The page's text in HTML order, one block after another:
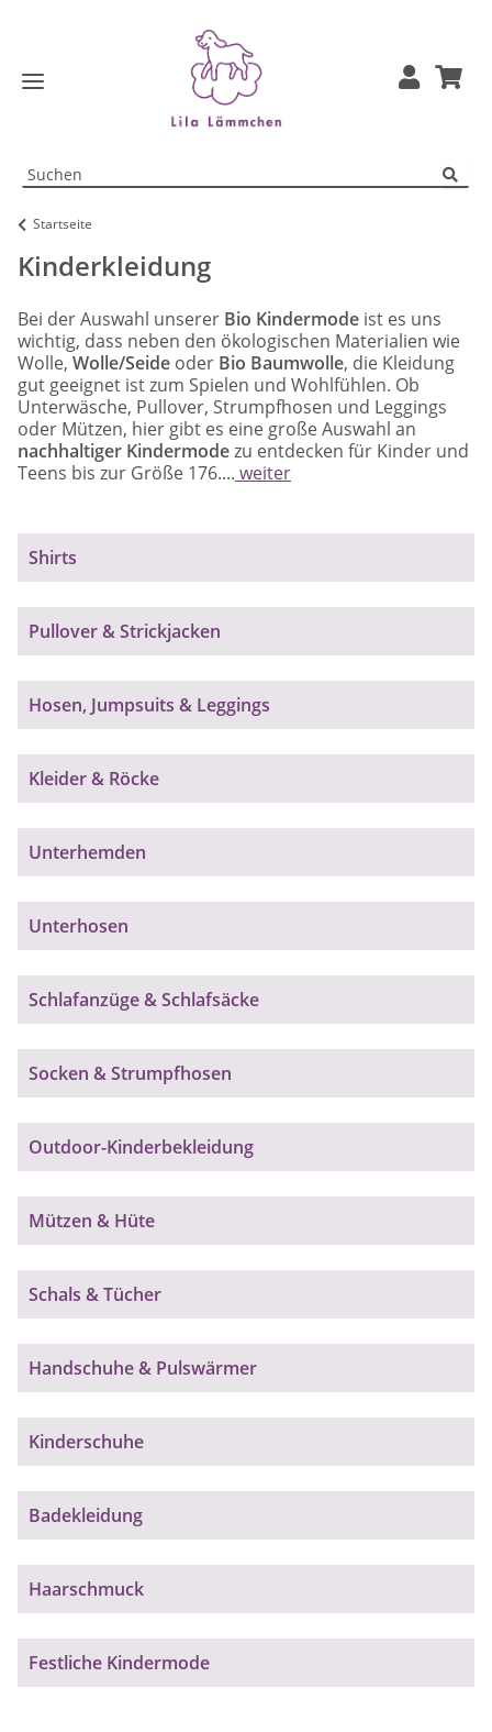
Startseite
Kinderkleidung
Bei der Auswahl unserer Bio Kindermode ist es uns
wichtig, dass neben den ökologischen Materialien wie
Wolle, Wolle/Seide oder Bio Baumwolle, die Kleidung
gut geeignet ist zum Spielen und Wohlfühlen. Ob
Unterwäsche, Pullover, Strumpfhosen und Leggings
oder Mützen, hier gibt es eine große Auswahl an
nachhaltiger Kindermodezu entdecken für Kinder und
Teens bis zur Größe 176.... weiter
Shirts
Pullover & Strickjacken
Hosen, Jumpsuits & Leggings
Kleider & Röcke
Unterhemden
Unterhosen
Schlafanzüge & Schlafsäcke
Socken & Strumpfhosen
Outdoor-Kinderbekleidung
Mützen & Hüte
Schals & Tücher
Handschuhe & Pulswärmer
Kinderschuhe
Badekleidung
Haarschmuck
Festliche Kindermode